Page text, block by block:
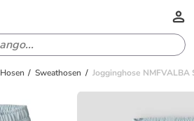
Hosen Sweathosen Jogginghose